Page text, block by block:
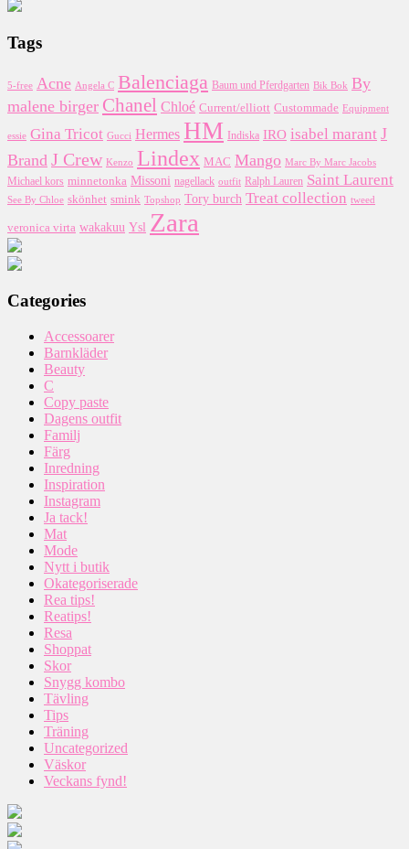
Tags
5-free Acne Angela C Balenciaga Baum und Pferdgarten Bik Bok By
malene birger Chanel Chloé Current/elliott Custommade Equipment
essie Gina Tricot Gucci Hermes HM Indiska IRO isabel marant J
Brand J Crew Kenzo Lindex MAC Mango Marc By Marc Jacobs
Michael kors minnetonka Missoni nagellack outfit Ralph Lauren Saint Laurent
See By Chloe skönhet smink Topshop Tory burch Treat collection tweed
veronica virta wakakuu Ysl Zara
Categories
Accessoarer
Barnkläder
Beauty
C
Copy paste
Dagens outfit
Familj
Färg
Inredning
Inspiration
Instagram
Ja tack!
Mat
Mode
Nytt i butik
Okategoriserade
Rea tips!
Reatips!
Resa
Shoppat
Skor
Snygg kombo
Tävling
Tips
Träning
Uncategorized
Väskor
Veckans fynd!